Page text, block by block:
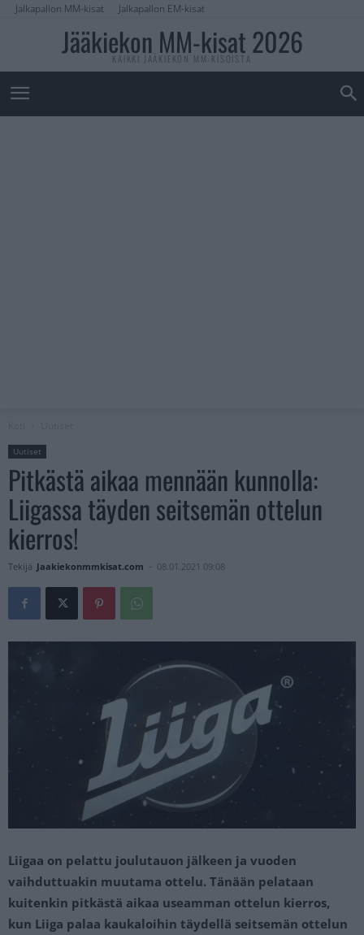
Jalkapallon MM-kisat Jalkapallon EM-kisat
Jääkiekon MM-kisat 2026
KAIKKI JÄÄKIEKON MM-KISOISTA
Uutiset
Pitkästä aikaa mennään kunnolla:
Liigassa täyden seitsemän ottelun
kierros!
Tekijä Jaakiekonmmkisat.com - 08.01.2021 09:08
Liigaa on pelattu joulutauon jälkeen ja vuoden
vaihduttuakin muutama ottelu. Tänään pelataan
kuitenkin pitkästä aikaa useamman ottelun kierros,
kun Liiga palaa kaukaloihin täydellä seitsemän ottelun